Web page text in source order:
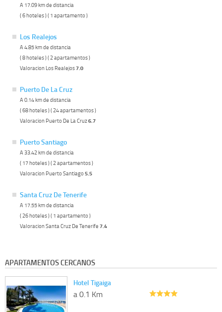
A 17.09 km de distancia
( 6 hoteles ) ( 1 apartamento )
Los Realejos
A 4.85 km de distancia
( 8 hoteles ) ( 2 apartamentos )
Valoracion Los Realejos7.0
Puerto De La Cruz
A 0.14 km de distancia
( 68 hoteles ) ( 24 apartamentos )
Valoracion Puerto De La Cruz6.7
Puerto Santiago
A 33.42 km de distancia
( 17 hoteles ) ( 2 apartamentos )
Valoracion Puerto Santiago5.5
Santa Cruz De Tenerife
A 17.55 km de distancia
( 26 hoteles ) ( 1 apartamento )
Valoracion Santa Cruz De Tenerife 7.4
APARTAMENTOS CERCANOS
Hotel Tigaiga
a 0.1 Km